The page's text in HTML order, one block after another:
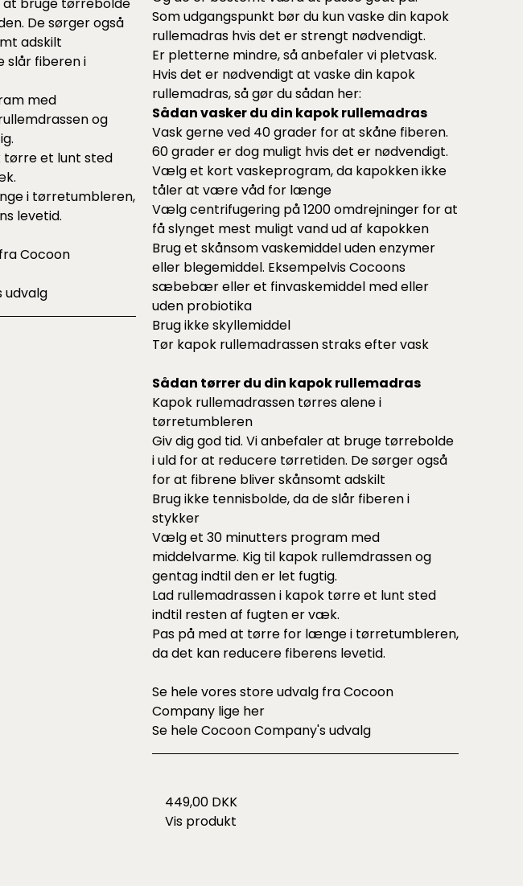
at bruge tørrebolde
De sørger også
adskilt
slår fiberen i
med
og
tørre et lunt sted
i tørretumbleren,
levetid.
Cocoon
udvalg
Som udgangspunkt bør du kun vaske din kapok
rullemadras hvis det er strengt nødvendigt.
Er pletterne mindre, så anbefaler vi pletvask.
Hvis det er nødvendigt at vaske din kapok
rullemadras, så gør du sådan her:
Sådan vasker du din kapok rullemadras
Vask gerne ved 40 grader for at skåne fiberen.
60 grader er dog muligt hvis det er nødvendigt.
Vælg et kort vaskeprogram, da kapokken ikke
tåler at være våd for længe
Vælg centrifugering på 1200 omdrejninger for at
få slynget mest muligt vand ud af kapokken
Brug et skånsom vaskemiddel uden enzymer
eller blegemiddel. Eksempelvis Cocoons
sæbebæreller et finvaskemiddelmed eller
uden probiotika
Brug ikke skyllemiddel
Tør kapok rullemadrassen straks efter vask
Sådan tørrer du din kapok rullemadras
Kapok rullemadrassen tørres alene i
tørretumbleren
Giv dig god tid. Vi anbefaler at bruge tørrebolde
i uld for at reducere tørretiden. De sørger også
for at fibrene bliver skånsomt adskilt
Brug ikke tennisbolde, da de slår fiberen i
stykker
Vælg et 30 minutters program med
middelvarme. Kig til kapok rullemdrassen og
gentag indtil den er let fugtig.
Lad rullemadrassen i kapok tørre et lunt sted
indtil resten af fugten er væk.
Pas på med at tørre for længe i tørretumbleren,
da det kan reducere fiberens levetid.
Se hele vores store udvalg fra Cocoon
Company lige her
Se heleCocoon Company's udvalg
449,00 DKK
Vis produkt